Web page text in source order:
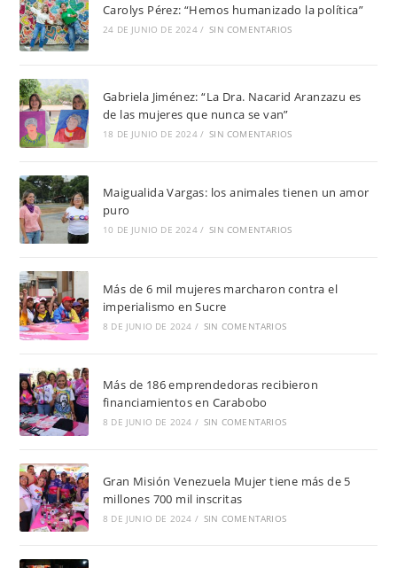
Carolys Pérez: “Hemos humanizado la política”
24 DE JUNIO DE 2024 / SIN COMENTARIOS
Gabriela Jiménez: “La Dra. Nacarid Aranzazu es
de las mujeres que nunca se van”
18 DE JUNIO DE 2024 / SIN COMENTARIOS
Maigualida Vargas: los animales tienen un amor
puro
10 DE JUNIO DE 2024 / SIN COMENTARIOS
Más de 6 mil mujeres marcharon contra el
imperialismo en Sucre
8 DE JUNIO DE 2024 / SIN COMENTARIOS
Más de 186 emprendedoras recibieron
financiamientos en Carabobo
8 DE JUNIO DE 2024 / SIN COMENTARIOS
Gran Misión Venezuela Mujer tiene más de 5
millones 700 mil inscritas
8 DE JUNIO DE 2024 / SIN COMENTARIOS